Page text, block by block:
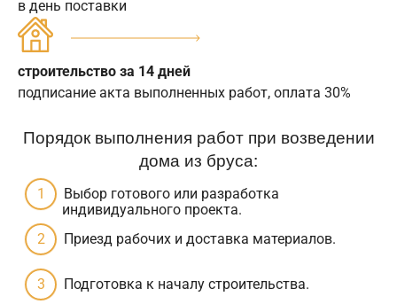
в день поставки
строительство за 14 дней
подписание акта выполненных работ, оплата 30%
Порядок выполнения работ при возведении
дома из бруса:
Выбор готового или разработка
индивидуального проекта.
Приезд рабочих и доставка материалов.
Подготовка к началу строительства.